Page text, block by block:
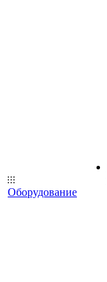
Оборудование